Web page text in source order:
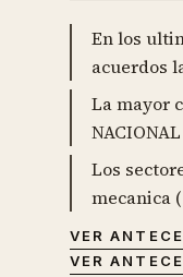
En los
acuerdos
La mayor
Los
mecanica
VER
VER